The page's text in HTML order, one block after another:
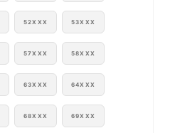
52XXX 53XXX
57XXX 58XXX
63XXX 64XXX
68XXX 69XXX